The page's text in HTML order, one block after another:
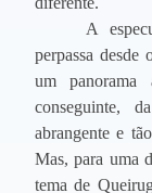
A
perpassa
um
conseguinte,
abrangente e
Mas, para uma
tema de